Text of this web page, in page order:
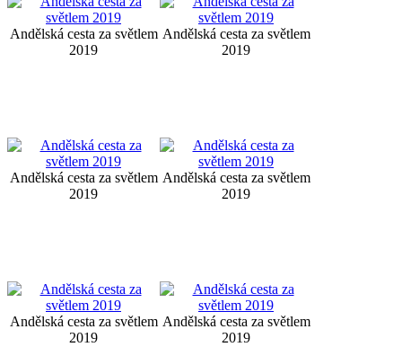
Andělská cesta za světlem
2019
Andělská cesta za světlem
2019
Andělská cesta za světlem
2019
Andělská cesta za světlem
2019
Andělská cesta za světlem
2019
Andělská cesta za světlem
2019